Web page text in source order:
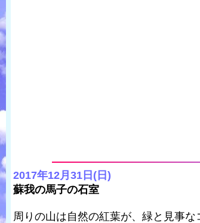
2017年12月31日(日)
蘇我の馬子の石室
周りの山は自然の紅葉が、緑と見事な